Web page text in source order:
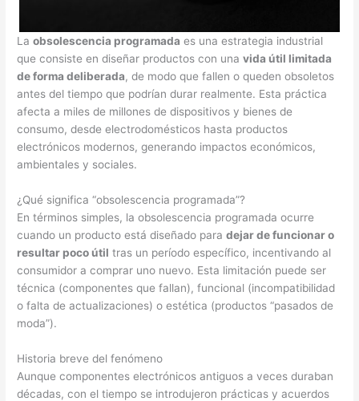
Laobsolescencia programada es una estrategia industrial
que consiste en diseñar productos con unavida útil limitada
de forma deliberada, de modo que fallen o queden obsoletos
antes del tiempo que podrían durar realmente. Esta práctica
afecta a miles de millones de dispositivos y bienes de
consumo, desde electrodomésticos hasta productos
electrónicos modernos, generando impactos económicos,
ambientales y sociales.
¿Qué significa “obsolescencia programada”?
En términos simples, la obsolescencia programada ocurre
cuando un producto está diseñado paradejar de funcionar o
resultar poco útil tras un período específico, incentivando al
consumidor a comprar uno nuevo. Esta limitación puede ser
técnica (componentes que fallan), funcional (incompatibilidad
o falta de actualizaciones) o estética (productos “pasados de
moda”).
Historia breve del fenómeno
Aunque componentes electrónicos antiguos a veces duraban
décadas, con el tiempo se introdujeron prácticas y acuerdos